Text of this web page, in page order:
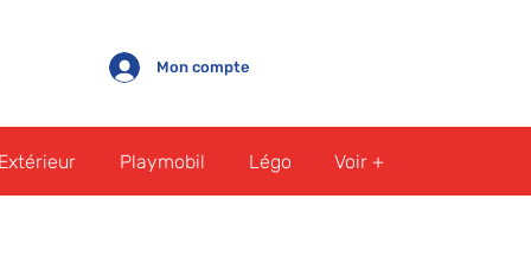
Mon compte
Extérieur Playmobil Légo Voir +